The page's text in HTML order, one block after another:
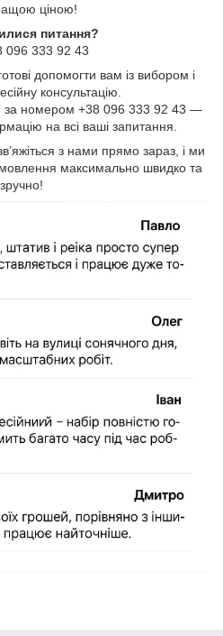
ціною!
питання?
096 333 92 43
допомогти вам із вибором і
консультацію.
за номером +38 096 333 92 43 —​
на всі ваші запитання.
з нами прямо зараз,​ і ми
максимально швидко та
зручно!